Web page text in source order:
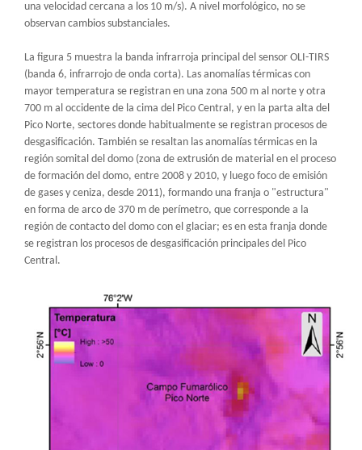
una velocidad cercana a los 10 m/s). A nivel morfológico, no se
observan cambios substanciales.
La figura 5 muestra la banda infrarroja principal del sensor OLI-TIRS
(banda 6, infrarrojo de onda corta). Las anomalías térmicas con
mayor temperatura se registran en una zona 500 m al norte y otra
700 m al occidente de la cima del Pico Central, y en la parta alta del
Pico Norte, sectores donde habitualmente se registran procesos de
desgasificación. También se resaltan las anomalías térmicas en la
región somital del domo (zona de extrusión de material en el proceso
de formación del domo, entre 2008 y 2010, y luego foco de emisión
de gases y ceniza, desde 2011), formando una franja o "estructura"
en forma de arco de 370 m de perímetro, que corresponde a la
región de contacto del domo con el glaciar; es en esta franja donde
se registran los procesos de desgasificación principales del Pico
Central.